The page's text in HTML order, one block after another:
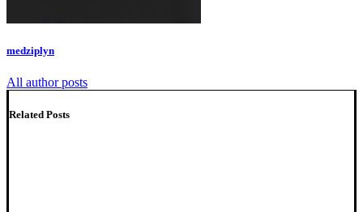
medziplyn
All author posts
Related Posts